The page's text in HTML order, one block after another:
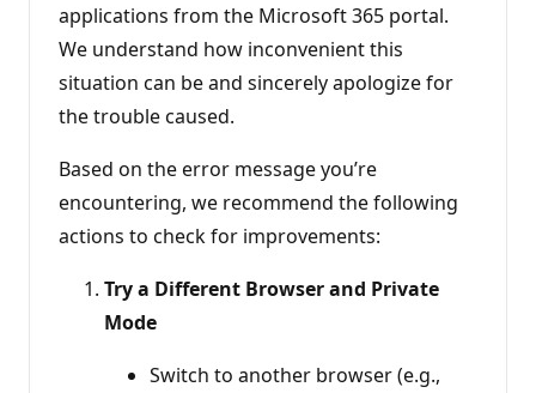
applications from the Microsoft 365 portal.
We understand how inconvenient this
situation can be and sincerely apologize for
the trouble caused.
Based on the error message you’re
encountering, we recommend the following
actions to check for improvements:
Try a Different Browser and Private
Mode
Switch to another browser (e.g.,